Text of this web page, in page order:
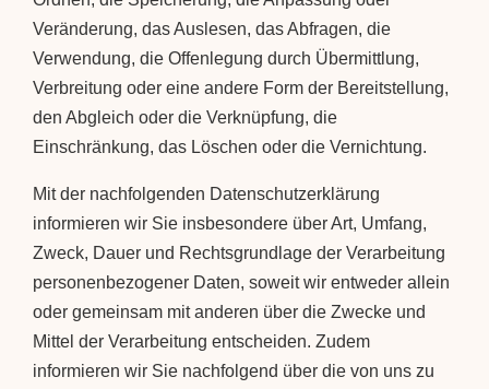
Veränderung, das Auslesen, das Abfragen, die
Verwendung, die Offenlegung durch Übermittlung,
Verbreitung oder eine andere Form der Bereitstellung,
den Abgleich oder die Verknüpfung, die
Einschränkung, das Löschen oder die Vernichtung.
Mit der nachfolgenden Datenschutzerklärung
informieren wir Sie insbesondere über Art, Umfang,
Zweck, Dauer und Rechtsgrundlage der Verarbeitung
personenbezogener Daten, soweit wir entweder allein
oder gemeinsam mit anderen über die Zwecke und
Mittel der Verarbeitung entscheiden. Zudem
informieren wir Sie nachfolgend über die von uns zu